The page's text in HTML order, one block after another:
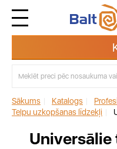
Sākums Katalogs
Telpu uzkopšanas līdzekļi